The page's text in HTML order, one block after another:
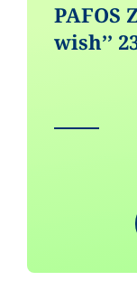
PAFOS
wish’’